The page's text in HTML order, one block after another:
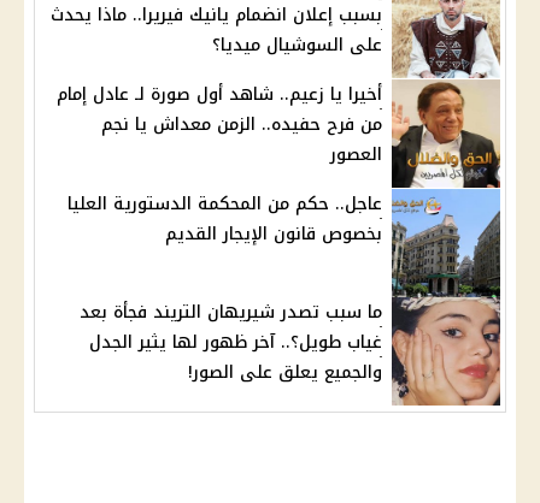
بسبب إعلان انضمام يانيك فيريرا.. ماذا يحدث
على السوشيال ميديا؟
أخيرا يا زعيم.. شاهد أول صورة لـ عادل إمام
من فرح حفيده.. الزمن معداش يا نجم
العصور
عاجل.. حكم من المحكمة الدستورية العليا
بخصوص قانون الإيجار القديم
ما سبب تصدر شيريهان التريند فجأة بعد
غياب طويل؟.. آخر ظهور لها يثير الجدل
والجميع يعلق على الصور!